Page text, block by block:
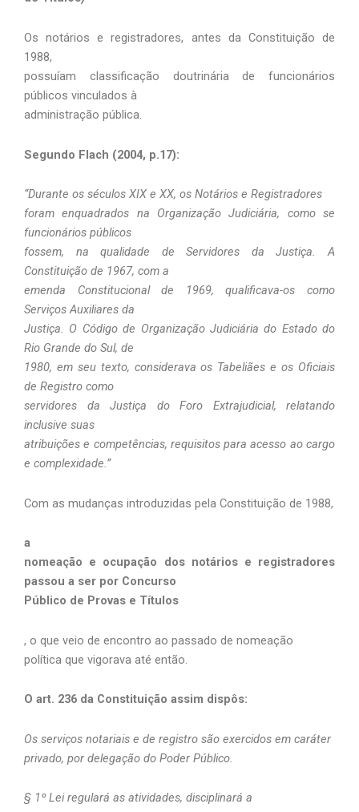
Os notários e registradores, antes da Constituição de
1988,
possuíam classificação doutrinária de funcionários
públicos vinculados à
administração pública.
Segundo Flach (2004, p.17):
“Durante os séculos XIX e XX, os Notários e Registradores
foram enquadrados na Organização Judiciária, como se
funcionários públicos
fossem, na qualidade de Servidores da Justiça. A
Constituição de 1967, com a
emenda Constitucional de 1969, qualificava-os como
Serviços Auxiliares da
Justiça. O Código de Organização Judiciária do Estado do
Rio Grande do Sul, de
1980, em seu texto, considerava os Tabeliães e os Oficiais
de Registro como
servidores da Justiça do Foro Extrajudicial, relatando
inclusive suas
atribuições e competências, requisitos para acesso ao cargo
e complexidade.”
Com as mudanças introduzidas pela Constituição de 1988,
a
nomeação e ocupação dos notários e registradores
passou a ser por Concurso
Público de Provas e Títulos
, o que veio de encontro ao passado de nomeação
política que vigorava até então.
O art. 236 da Constituição assim dispôs:
Os serviços notariais e de registro são exercidos em caráter
privado, por delegação do Poder Público.
§ 1º Lei regulará as atividades, disciplinará a